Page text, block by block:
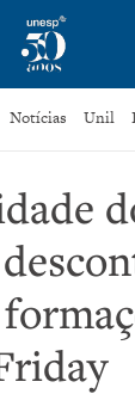
Notícias Unil